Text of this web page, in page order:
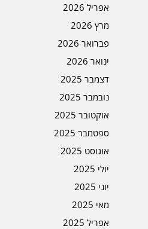
אפריל 2026
מרץ 2026
פברואר 2026
ינואר 2026
דצמבר 2025
נובמבר 2025
אוקטובר 2025
ספטמבר 2025
אוגוסט 2025
יולי 2025
יוני 2025
מאי 2025
אפריל 2025